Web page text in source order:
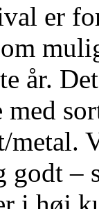
er
år.
med
metal.
godt –